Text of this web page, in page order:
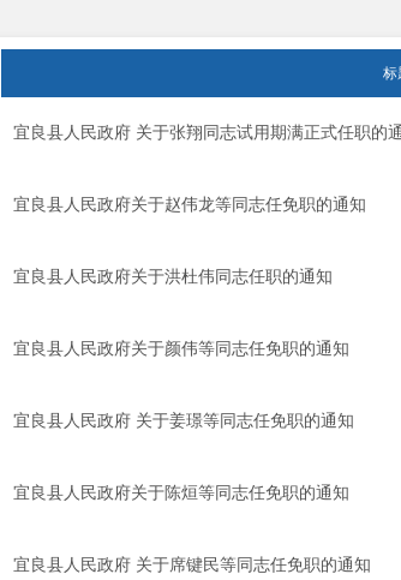
标
宜良县人民政府 关于张翔同志试用期满正式任职的
宜良县人民政府关于赵伟龙等同志任免职的通知
宜良县人民政府关于洪杜伟同志任职的通知
宜良县人民政府关于颜伟等同志任免职的通知
宜良县人民政府 关于姜璟等同志任免职的通知
宜良县人民政府关于陈烜等同志任免职的通知
宜良县人民政府 关于席键民等同志任免职的通知